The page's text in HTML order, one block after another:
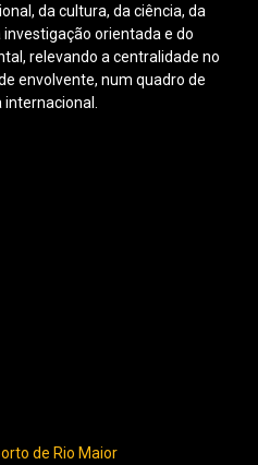
da cultura, da ciência, da
orientada e do
relevando a centralidade no
envolvente, num quadro de
de Rio Maior